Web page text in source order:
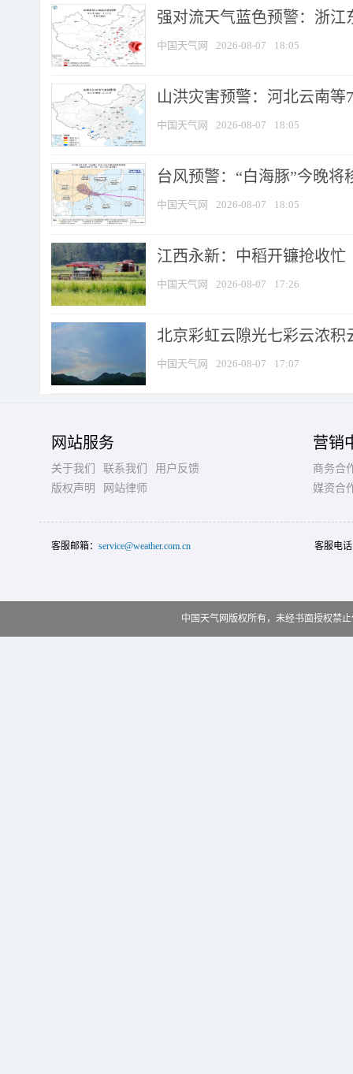
强对流天气蓝色预警：浙江
中国天气网 2026-08-07 18:05
山洪灾害预警：河北云南
中国天气网 2026-08-07 18:05
台风预警：“白海豚”今晚将
中国天气网 2026-08-07 18:05
江西永新：中稻开镰抢收忙
中国天气网 2026-08-07 17:26
北京彩虹云隙光七彩云浓积
中国天气网 2026-08-07 17:07
网站服务
关于我们 联系我们
用户反馈
版权声明
网站律师
营销
商务合
媒资合
客服邮箱： service@weather.com.cn 客服电
中国天气网版权所有，未经书面授权